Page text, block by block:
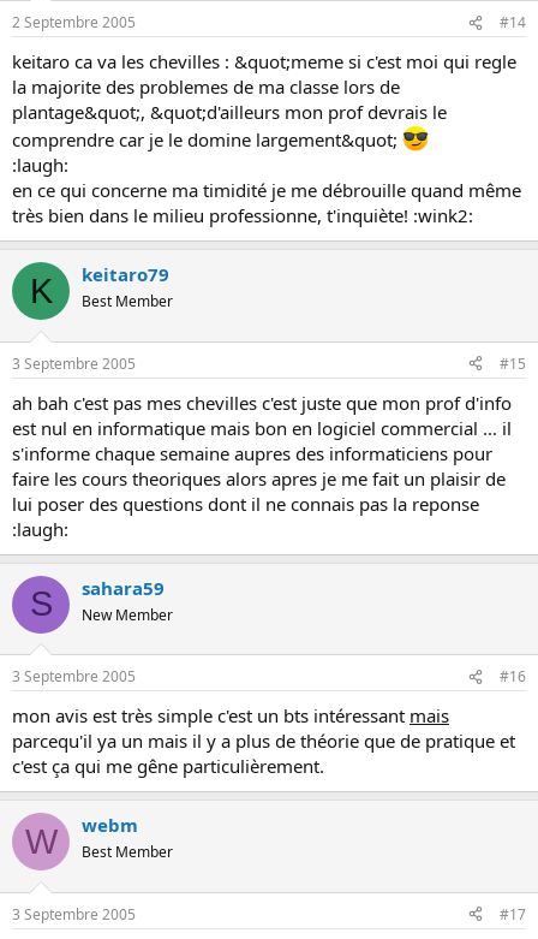
2 Septembre 2005 #14
keitaro ca va les chevilles : &quot;meme si c'est moi qui regle
la majorite des problemes de ma classe lors de
plantage&quot;, &quot;d'ailleurs mon prof devrais le
comprendre car je le domine largement&quot;
:laugh:
en ce qui concerne ma timidité je me débrouille quand même
très bien dans le milieu professionne, t'inquiète! :wink2:
K keitaro79
Best Member
3 Septembre 2005 #15
ah bah c'est pas mes chevilles c'est juste que mon prof d'info
est nul en informatique mais bon en logiciel commercial ... il
s'informe chaque semaine aupres des informaticiens pour
faire les cours theoriques alors apres je me fait un plaisir de
lui poser des questions dont il ne connais pas la reponse
:laugh:
S sahara59
New Member
3 Septembre 2005 #16
mon avis est très simple c'est un bts intéressant mais
parcequ'il ya un mais il y a plus de théorie que de pratique et
c'est ça qui me gêne particulièrement.
W webm
Best Member
3 Septembre 2005 #17